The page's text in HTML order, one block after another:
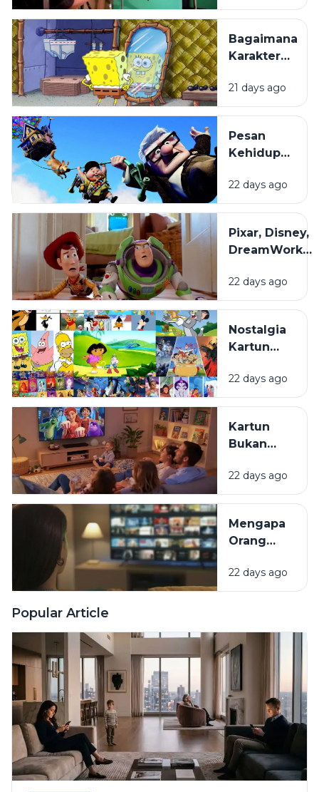
Bagaimana
Animasi
Diproduksi?
Bagaimana
Karakter
Dibuat
hingga
Mudah
Diingat?
21 days ago
Pesan
Kehidupan
Film
Animasi
Sering
Terlewat
22 days ago
Pixar, Disney,
DreamWorks,
Ghibli: Apa
yang
Gaya Animasi
Mereka
22 days ago
Nostalgia
Kartun
Kecil:
Kenapa
Terasa
Hangat
Ditonton
Kembali?
22 days ago
Kartun
Bukan
untuk
Anak:
Film
Animasi
oleh
22 days ago
Mengapa
Orang
Masih
Senang
Animasi?
22 days ago
Popular Article